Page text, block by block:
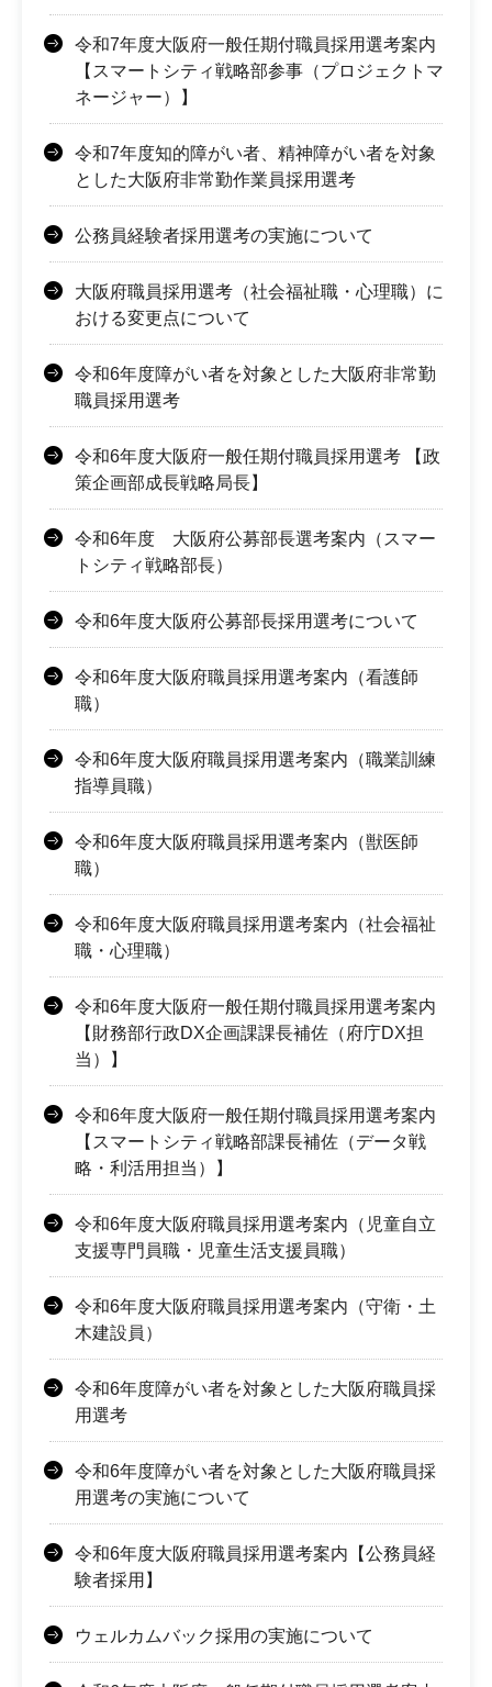
令和7年度大阪府一般任期付職員採用選考案内
【スマートシティ戦略部参事（プロジェクトマ
ネージャー）】
令和7年度知的障がい者、精神障がい者を対象
とした大阪府非常勤作業員採用選考
公務員経験者採用選考の実施について
大阪府職員採用選考（社会福祉職・心理職）に
おける変更点について
令和6年度障がい者を対象とした大阪府非常勤
職員採用選考
令和6年度大阪府一般任期付職員採用選考 【政
策企画部成長戦略局長】
令和6年度 大阪府公募部長選考案内（スマー
トシティ戦略部長）
令和6年度大阪府公募部長採用選考について
令和6年度大阪府職員採用選考案内（看護師
職）
令和6年度大阪府職員採用選考案内（職業訓練
指導員職）
令和6年度大阪府職員採用選考案内（獣医師
職）
令和6年度大阪府職員採用選考案内（社会福祉
職・心理職）
令和6年度大阪府一般任期付職員採用選考案内
【財務部行政DX企画課課長補佐（府庁DX担
当）】
令和6年度大阪府一般任期付職員採用選考案内
【スマートシティ戦略部課長補佐（データ戦
略・利活用担当）】
令和6年度大阪府職員採用選考案内（児童自立
支援専門員職・児童生活支援員職）
令和6年度大阪府職員採用選考案内（守衛・土
木建設員）
令和6年度障がい者を対象とした大阪府職員採
用選考
令和6年度障がい者を対象とした大阪府職員採
用選考の実施について
令和6年度大阪府職員採用選考案内【公務員経
験者採用】
ウェルカムバック採用の実施について